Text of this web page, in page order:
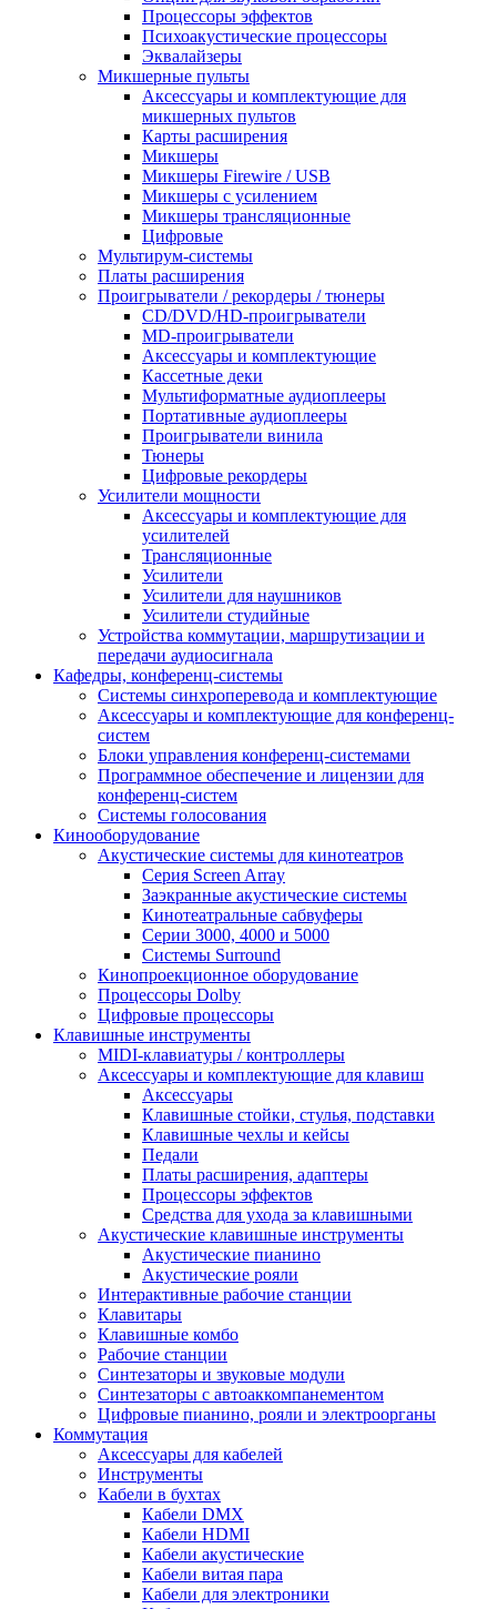
Процессоры эффектов
Психоакустические процессоры
Эквалайзеры
Микшерные пульты
Аксессуары и комплектующие для
микшерных пультов
Карты расширения
Микшеры
Микшеры Firewire / USB
Микшеры с усилением
Микшеры трансляционные
Цифровые
Мультирум-системы
Платы расширения
Проигрыватели / рекордеры / тюнеры
CD/DVD/HD-проигрыватели
MD-проигрыватели
Аксессуары и комплектующие
Кассетные деки
Мультиформатные аудиоплееры
Портативные аудиоплееры
Проигрыватели винила
Тюнеры
Цифровые рекордеры
Усилители мощности
Аксессуары и комплектующие для
усилителей
Трансляционные
Усилители
Усилители для наушников
Усилители студийные
Устройства коммутации, маршрутизации и
передачи аудиосигнала
Кафедры, конференц-системы
Cистемы синхроперевода и комплектующие
Аксессуары и комплектующие для конференц-
систем
Блоки управления конференц-системами
Программное обеспечение и лицензии для
конференц-систем
Системы голосования
Кинооборудование
Акустические системы для кинотеатров
Cерия Screen Array
Заэкранные акустические системы
Кинотеатральные сабвуферы
Серии 3000, 4000 и 5000
Системы Surround
Кинопроекционное оборудование
Процессоры Dolby
Цифровые процессоры
Клавишные инструменты
MIDI-клавиатуры / контроллеры
Аксессуары и комплектующие для клавиш
Аксессуары
Клавишные стойки, стулья, подставки
Клавишные чехлы и кейсы
Педали
Платы расширения, адаптеры
Процессоры эффектов
Средства для ухода за клавишными
Акустические клавишные инструменты
Акустические пианино
Акустические рояли
Интерактивные рабочие станции
Клавитары
Клавишные комбо
Рабочие станции
Синтезаторы и звуковые модули
Синтезаторы с автоаккомпанементом
Цифровые пианино, рояли и электроорганы
Коммутация
Аксессуары для кабелей
Инструменты
Кабели в бухтах
Кабели DMX
Кабели HDMI
Кабели акустические
Кабели витая пара
Кабели для электроники